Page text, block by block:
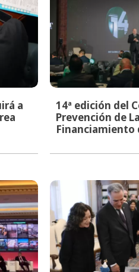
a
14ª edición del
Prevención de
Financiamiento